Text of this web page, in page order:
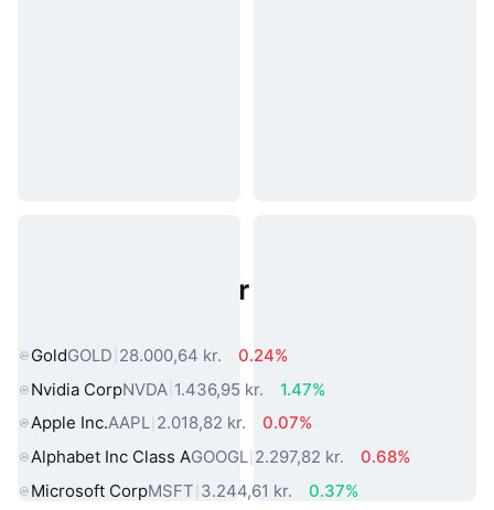
Populære aktiver fra den virkelige
GoldGOLD 28.000,64 kr.
0.24%
Nvidia CorpNVDA 1.436,95 kr.
1.47%
Apple Inc.AAPL 2.018,82 kr.
0.07%
Alphabet Inc Class AGOOGL 2.297,82 kr.
0.68%
Microsoft CorpMSFT 3.244,61 kr.
0.37%